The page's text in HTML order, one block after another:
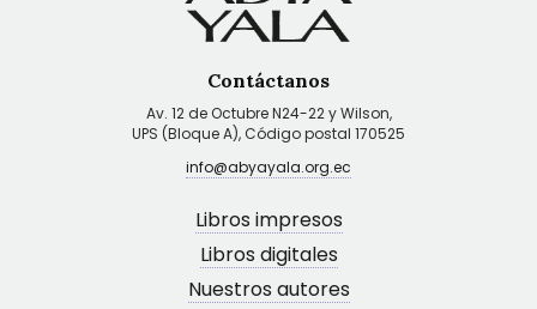
Contáctanos
Av. 12 de Octubre N24-22 y Wilson,
UPS (Bloque A), Código postal 170525
info@abyayala.org.ec
Libros impresos
Libros digitales
Nuestros autores